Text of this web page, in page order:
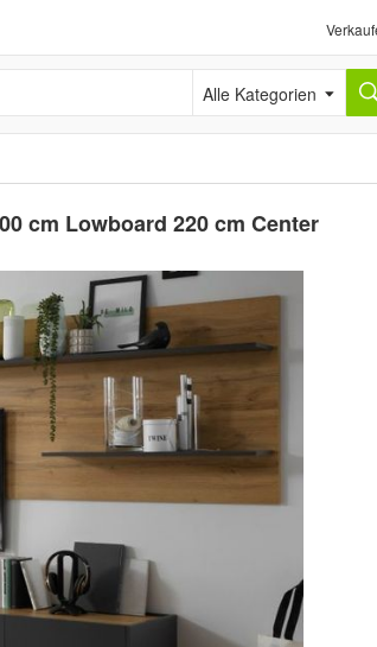
Alle Kategorien
cm Lowboard 220 cm Center